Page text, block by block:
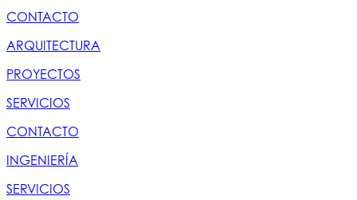
CONTACTO
ARQUITECTURA
PROYECTOS
SERVICIOS
CONTACTO
INGENIERÍA
SERVICIOS